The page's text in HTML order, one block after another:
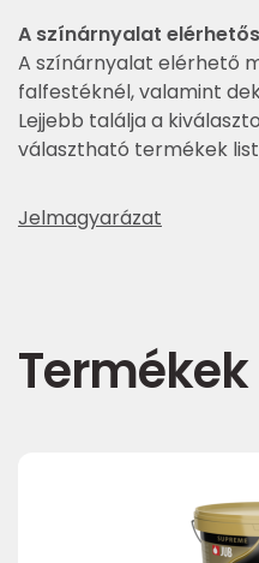
A színárnyalat
A színárnyalat elérhető
falfestéknél, valamint
Lejjebb találja a
választható termékek
Jelmagyarázat
Termékek